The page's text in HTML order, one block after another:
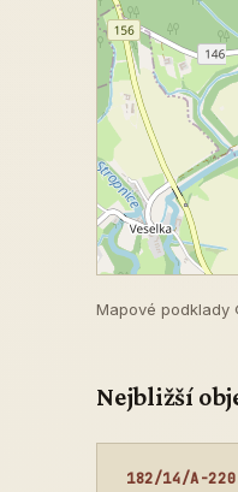
Mapové podklady
Nejbližší
182/14/A-